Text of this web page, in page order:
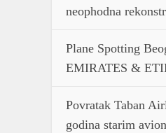
neophodna
Plane Spotting
EMIRATES &
Povratak Taban
godina starim